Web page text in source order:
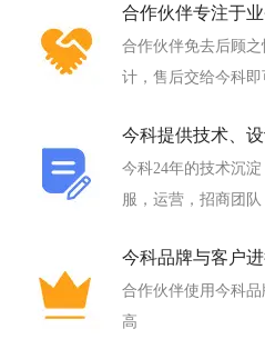
合作伙伴专注于
合作伙伴免去后顾
计，售后交给今科即
今科提供技术、
今科24年的技术沉
服，运营，招商团
今科品牌与客户
合作伙伴使用今科
高